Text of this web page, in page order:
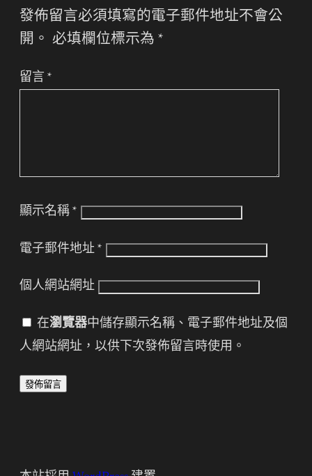
發佈留言必須填寫的電子郵件地址不會公
開。 必填欄位標示為 *
留言 *
顯示名稱 *
電子郵件地址 *
個人網站網址
在瀏覽器中儲存顯示名稱、電子郵件地址及個
人網站網址，以供下次發佈留言時使用。